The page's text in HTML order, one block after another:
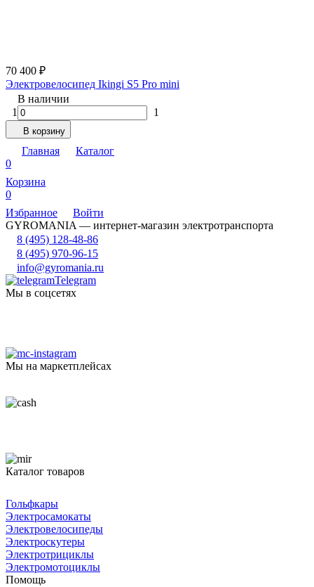
70 400 ₽
Электровелосипед Ikingi S5 Pro mini
В наличии
1
1
В корзину
Главная
Каталог
0
Корзина
0
Избранное
Войти
GYROMANIA — интернет-магазин электротранспорта
8 (495) 128-48-86
8 (495) 970-96-15
info@gyromania.ru
Telegram
Мы в соцсетях
Мы на маркетплейсах
Каталог товаров
Гольфкары
Электросамокаты
Электровелосипеды
Электроскутеры
Электротрициклы
Электромотоциклы
Помощь